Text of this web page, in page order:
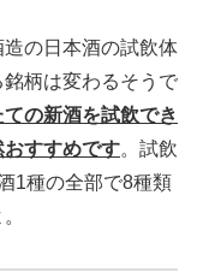
の日本酒の試飲体
柄は変わるそうで
の新酒を試飲でき
すすめです。試飲
1種の全部で8種類